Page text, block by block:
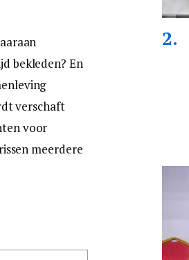
bekleden? En
verschaft
voor
meerdere